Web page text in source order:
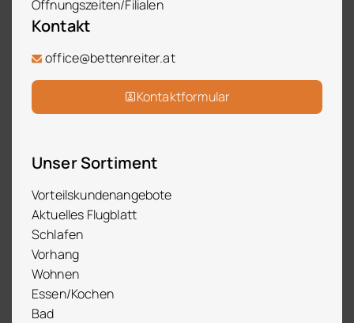
Öffnungszeiten/Filialen
Kontakt
office@bettenreiter.at
Kontaktformular
Unser Sortiment
Vorteilskundenangebote
Aktuelles Flugblatt
Schlafen
Vorhang
Wohnen
Essen/Kochen
Bad